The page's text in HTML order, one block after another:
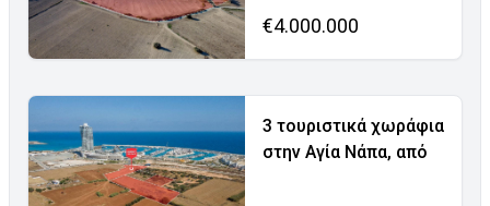
€4.000.000
3 τουριστικά χωράφια
στην Αγία Νάπα, από